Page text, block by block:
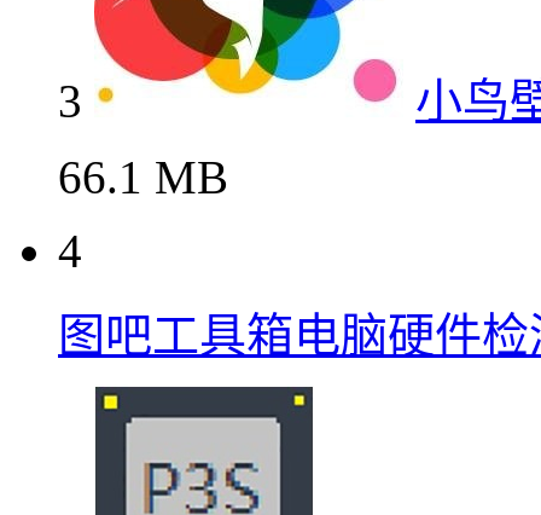
3
小鸟
66.1 MB
4
图吧工具箱电脑硬件